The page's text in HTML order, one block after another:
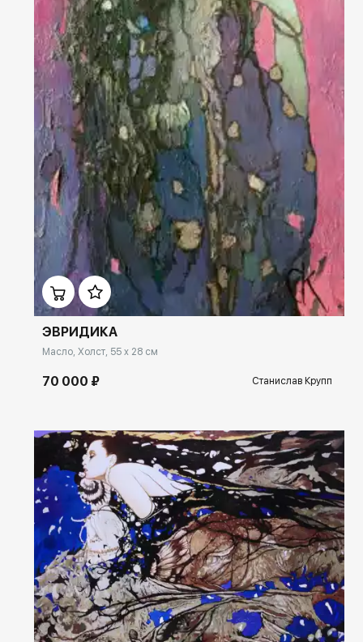
Домен: ekb.rakovgallery.ru
ЭВРИДИКА
Масло, Холст, 55 x 28 см
70 000 ₽ Станислав Крупп